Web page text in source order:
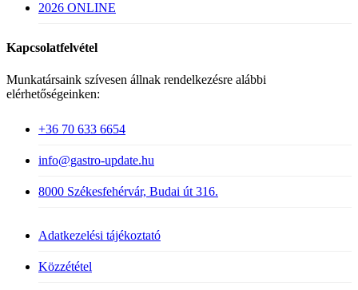
2026 ONLINE
Kapcsolatfelvétel
Munkatársaink szívesen állnak rendelkezésre alábbi
elérhetőségeinken:
+36 70 633 6654
info@gastro-update.hu
8000 Székesfehérvár, Budai út 316.
Adatkezelési tájékoztató
Közzététel